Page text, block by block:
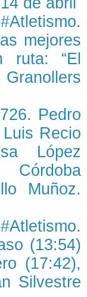
mejores
ruta: “El
Pedro
Recio
López
Muñoz.
(13:54)
(17:42),
Silvestre